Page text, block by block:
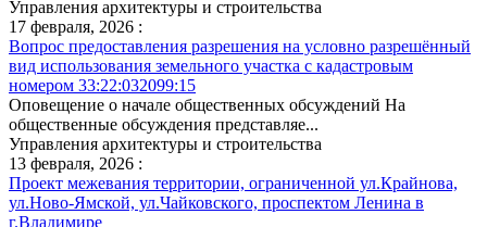
Управления архитектуры и строительства
17 февраля, 2026 :
Вопрос предоставления разрешения на условно разрешённый
вид использования земельного участка с кадастровым
номером 33:22:032099:15
Оповещение о начале общественных обсуждений На
общественные обсуждения представляе...
Управления архитектуры и строительства
13 февраля, 2026 :
Проект межевания территории, ограниченной ул.Крайнова,
ул.Ново-Ямской, ул.Чайковского, проспектом Ленина в
г.Владимире